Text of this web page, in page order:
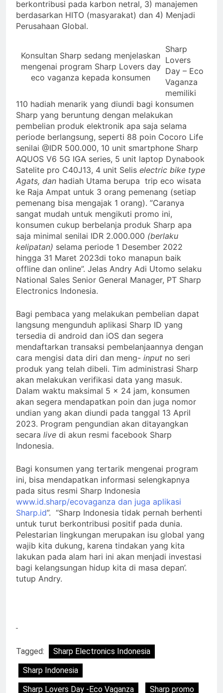
berkontribusi pada karbon netral, 3) manajemen
berdasarkan HITO (masyarakat) dan 4) Menjadi
Perusahaan Global.
Konsultan Sharp sedang menjelaskan
mengenai program Sharp Lovers day
eco vaganza kepada konsumen
Sharp
Lovers
Day – Eco
Vaganza
memiliki
110 hadiah menarik yang diundi bagi konsumen
Sharp yang beruntung dengan melakukan
pembelian produk elektronik apa saja selama
periode berlangsung, seperti 88 poin Cocoro Life
senilai @IDR 500.000, 10 unit smartphone Sharp
AQUOS V6 5G IGA series, 5 unit laptop Dynabook
Satelite pro C40J13, 4 unit Selis electric bike type
Agats, dan hadiah Utama berupa trip eco wisata
ke Raja Ampat untuk 3 orang pemenang (setiap
pemenang bisa mengajak 1 orang). ”Caranya
sangat mudah untuk mengikuti promo ini,
konsumen cukup berbelanja produk Sharp apa
saja minimal senilai IDR 2.000.000 (berlaku
kelipatan) selama periode 1 Desember 2022
hingga 31 Maret 2023di toko manapun baik
offline dan online”. Jelas Andry Adi Utomo selaku
National Sales Senior General Manager, PT Sharp
Electronics Indonesia.
Bagi pembaca yang melakukan pembelian dapat
langsung mengunduh aplikasi Sharp ID yang
tersedia di android dan iOS dan segera
mendaftarkan transaksi pembelanjaannya dengan
cara mengisi data diri dan meng- input no seri
produk yang telah dibeli. Tim administrasi Sharp
akan melakukan verifikasi data yang masuk.
Dalam waktu maksimal 5 x 24 jam, konsumen
akan segera mendapatkan poin dan juga nomor
undian yang akan diundi pada tanggal 13 April
2023. Program pengundian akan ditayangkan
secara live di akun resmi facebook Sharp
Indonesia.
Bagi konsumen yang tertarik mengenai program
ini, bisa mendapatkan informasi selengkapnya
pada situs resmi Sharp Indonesia
www.id.sharp/ecovaganza dan juga aplikasi
Sharp.id”. “Sharp Indonesia tidak pernah berhenti
untuk turut berkontribusi positif pada dunia.
Pelestarian lingkungan merupakan isu global yang
wajib kita dukung, karena tindakan yang kita
lakukan pada alam hari ini akan menjadi investasi
bagi kelangsungan hidup kita di masa depan’.
tutup Andry.
Tagged:
Sharp Electronics Indonesia
Sharp Indonesia
Sharp Lovers Day -Eco Vaganza
Sharp promo